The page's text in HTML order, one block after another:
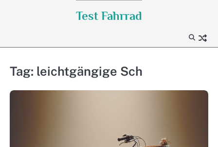
Test Fahrrad
Tag: leichtgängige Sch